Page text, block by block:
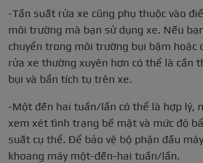
-Tần suất rửa xe cũng phụ thuộc vào
môi trường mà bạn sử dụng xe. Nếu
chuyển trong môi trường bụi bặm hoặc
rửa xe thường xuyên hơn có thể là cần
bụi và bẩn tích tụ trên xe.
-Một đến hai tuần/lần có thể là hợp lý,
xem xét tình trạng bề mặt và mức độ
suất cụ thể. Để bảo vệ bộ phận đầu
khoang máy một-đến-hai tuần/lần.